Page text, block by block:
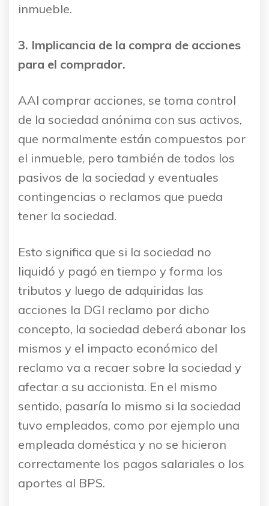
inmueble.
3. Implicancia de la compra de acciones
para el comprador.
AAl comprar acciones, se toma control
de la sociedad anónima con sus activos,
que normalmente están compuestos por
el inmueble, pero también de todos los
pasivos de la sociedad y eventuales
contingencias o reclamos que pueda
tener la sociedad.
Esto significa que si la sociedad no
liquidó y pagó en tiempo y forma los
tributos y luego de adquiridas las
acciones la DGI reclamo por dicho
concepto, la sociedad deberá abonar los
mismos y el impacto económico del
reclamo va a recaer sobre la sociedad y
afectar a su accionista. En el mismo
sentido, pasaría lo mismo si la sociedad
tuvo empleados, como por ejemplo una
empleada doméstica y no se hicieron
correctamente los pagos salariales o los
aportes al BPS.